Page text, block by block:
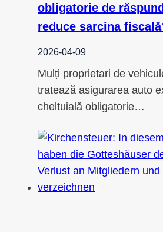
obligatorie de
reduce sarcina
2026-04-09
Mulți proprietari de
tratează asigurarea auto
cheltuială obligatorie…